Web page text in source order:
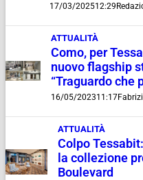
17/03/202512:29
ATTUALITÀ
Como, per
nuovo flagship
“Traguardo che
16/05/202311:17
ATTUALITÀ
Colpo
la collezione
Boulevard